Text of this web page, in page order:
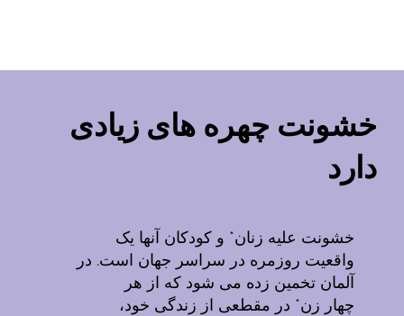
خشونت چهره های زیادی
دارد
خشونت علیه زنان* و کودکان آنها یک
واقعیت روزمره در سراسر جهان است. در
آلمان تخمین زده می شود که از هر
چهار زن* در مقطعی از زندگی خود،